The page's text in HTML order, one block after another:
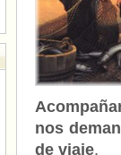
nos
de viaje.